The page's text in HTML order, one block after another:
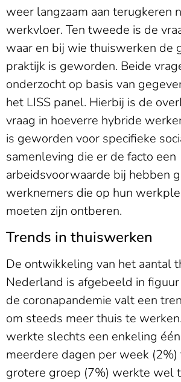
weer langzaam aan terugkeren
werkvloer. Ten tweede is de
waar en bij wie thuiswerken de
praktijk is geworden. Beide
onderzocht op basis van
het LISS panel. Hierbij is de
vraag in hoeverre hybride
is geworden voor specifieke
samenleving die er de facto een
arbeidsvoorwaarde bij hebben
werknemers die op hun
moeten zijn ontberen.
Trends in thuiswerken
De ontwikkeling van het aantal
Nederland is afgebeeld in
de coronapandemie valt een
om steeds meer thuis te
werkte slechts een enkeling
meerdere dagen per week (2%)
grotere groep (7%) werkte wel